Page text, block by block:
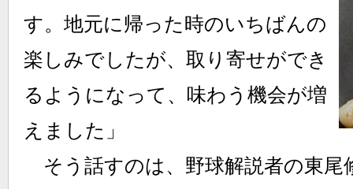
す。地元に帰った時のいちばんの
楽しみでしたが、取り寄せができ
るようになって、味わう機会が増
えました」
そう話すのは、野球解説者の東尾